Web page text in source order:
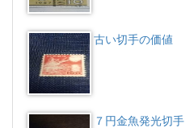
古い切手の価値
７円金魚発光切手